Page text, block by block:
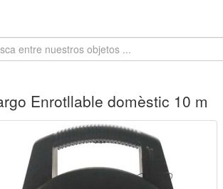
Enrotllable domèstic 10 m